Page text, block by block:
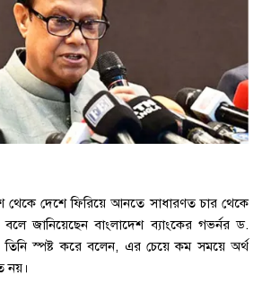
থেকে দেশে ফিরিয়ে আনতে সাধারণত চার থেকে
জানিয়েছেন বাংলাদেশ ব্যাংকের গভর্নর ড.
স্পষ্ট করে বলেন, এর চেয়ে কম সময়ে অর্থ
নয়।